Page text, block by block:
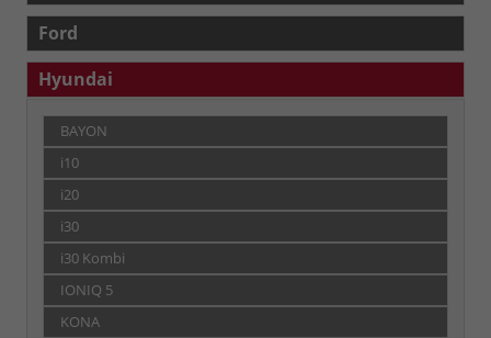
Ford
Hyundai
BAYON
i10
i20
i30
i30 Kombi
IONIQ 5
KONA